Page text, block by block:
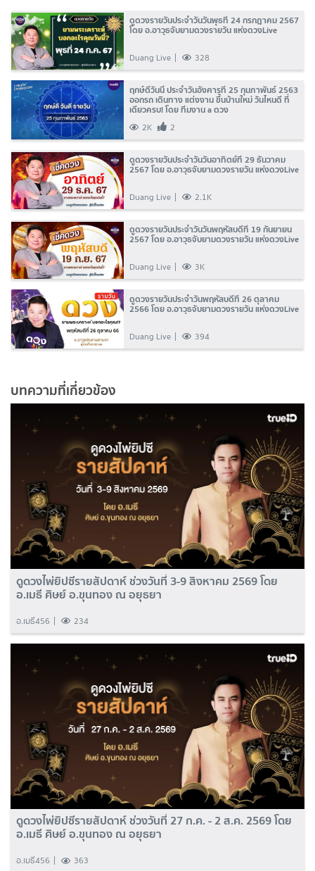
ดูดวงรายวันประจำวันวันพุธที่ 24 กรกฎาคม 2567
โดย อ.อาวุธจับยามดวงรายวัน แห่งดวงLive
Duang Live 328
ฤกษ์ดีวันนี้ ประจำวันอังคารที่ 25 กุมภาพันธ์ 2563
ออกรถ เดินทาง แต่งงาน ขึ้นบ้านใหม่ วันไหนดี ที่
เดียวครบ! โดย ทีมงาน a ดวง
2K 2
ดูดวงรายวันประจำวันวันอาทิตย์ที่ 29 ธันวาคม
2567 โดย อ.อาวุธจับยามดวงรายวัน แห่งดวงLive
Duang Live 2.1K
ดูดวงรายวันประจำวันวันพฤหัสบดีที่ 19 กันยายน
2567 โดย อ.อาวุธจับยามดวงรายวัน แห่งดวงLive
Duang Live 3K
ดูดวงรายวันประจำวันพฤหัสบดีที่ 26 ตุลาคม
2566 โดย อ.อาวุธจับยามดวงรายวัน แห่งดวงLive
Duang Live 394
บทความที่เกี่ยวข้อง
ดูดวงไพ่ยิปซีรายสัปดาห์ ช่วงวันที่ 3-9 สิงหาคม 2569 โดย
อ.เมธี ศิษย์ อ.ขุนทอง ณ อยุธยา
อ.เมธี456 234
ดูดวงไพ่ยิปซีรายสัปดาห์ ช่วงวันที่ 27 ก.ค. - 2 ส.ค. 2569 โดย
อ.เมธี ศิษย์ อ.ขุนทอง ณ อยุธยา
อ.เมธี456 363